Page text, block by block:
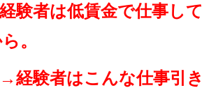
験者は低賃金で仕事して
。
→経験者はこんな仕事引き